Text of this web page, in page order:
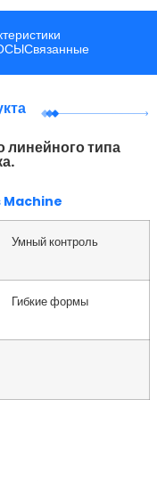
Связанные
линейного типа
Machine
Умный контроль
Гибкие формы